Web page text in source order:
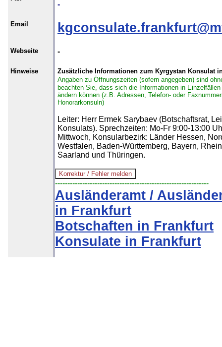
-
Email
Webseite -
Hinweise
Zusätzliche Informationen zum Kyrgystan Konsulat
Angaben zu Öffnungszeiten (sofern angegeben) sind
beachten Sie, dass sich die Informationen in
ändern können (z.B. Adressen, Telefon- oder
Honorarkonsuln)
Leiter: Herr Ermek Sarybaev (Botschaftsrat,
Konsulats). Sprechzeiten: Mo-Fr 9:00-13:00
Mittwoch, Konsularbezirk: Länder Hessen,
Westfalen, Baden-Württemberg, Bayern,
Saarland und Thüringen.
--------------------------------------------------------------
Ausländeramt /
in Frankfurt
Botschaften in Frankfurt
Konsulate in Frankfurt